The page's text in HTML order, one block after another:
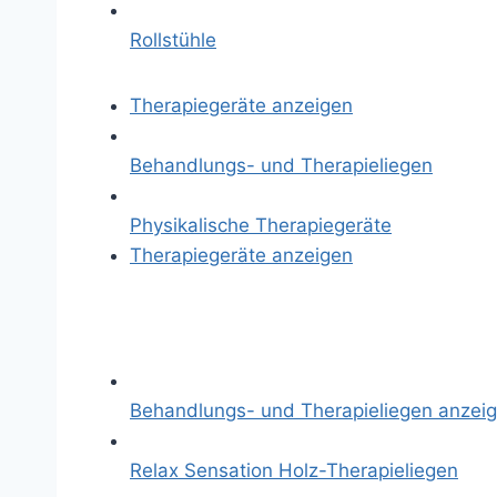
Rollstühle
Therapiegeräte anzeigen
Behandlungs- und Therapieliegen
Physikalische Therapiegeräte
Therapiegeräte anzeigen
Behandlungs- und Therapieliegen
Relax Sensation Holz-Therapieliegen